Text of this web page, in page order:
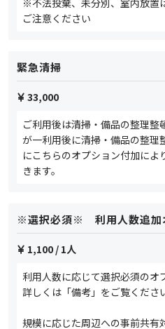
※不法投棄、未分別、室内放置
ご注意ください
緊急清掃
33,000
ご利用後は清掃・備品の整理整
が一利用後に清掃・備品の整理
にこちらのオプション付加によ
きます。
※選択必須※ 利用人数追加
1,100 / 1人
利用人数に応じて選択必須のオ
詳しくは「備考」をご覧くださ
規模に応じた周辺への事前共有